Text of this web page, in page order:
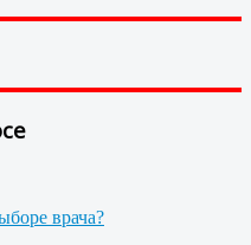
врача?